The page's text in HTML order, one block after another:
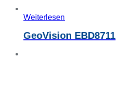
Weiterlesen
GeoVision EBD8711